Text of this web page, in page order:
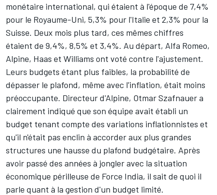
monétaire international, qui étaient à l'époque de 7,4%
pour le Royaume-Uni, 5,3% pour l'Italie et 2,3% pour la
Suisse. Deux mois plus tard, ces mêmes chiffres
étaient de 9,4%, 8,5% et 3,4%. Au départ, Alfa Romeo,
Alpine, Haas et Williams ont voté contre l'ajustement.
Leurs budgets étant plus faibles, la probabilité de
dépasser le plafond, même avec l'inflation, était moins
préoccupante. Directeur d'Alpine, Otmar Szafnauer a
clairement indiqué que son équipe avait établi un
budget tenant compte des variations inflationnistes et
qu'il n'était pas enclin à accorder aux plus grandes
structures une hausse du plafond budgétaire. Après
avoir passé des années à jongler avec la situation
économique périlleuse de Force India, il sait de quoi il
parle quant à la gestion d'un budget limité.